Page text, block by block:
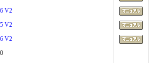
V2
V2
V2